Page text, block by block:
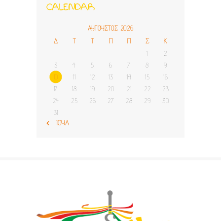
CALENDAR
ΑΎΓΟΥΣΤΟΣ 2026
Δ
Τ Τ Π Π Σ
Κ
1
2
3
4 5 6 7 8
9
10
11 12 13 14 15
16
17
18 19 20 21 22
23
24
25 26 27 28 29
30
31
« ΙΟΎΛ